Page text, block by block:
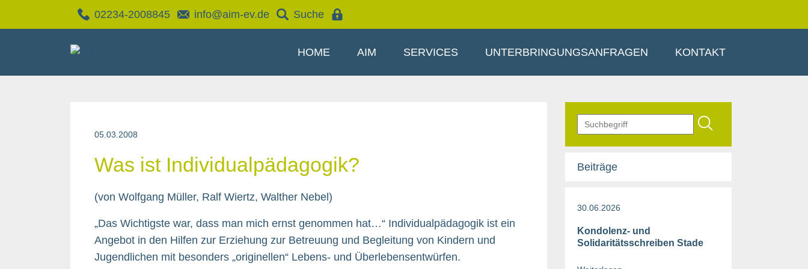
02234-2008845 info@aim-ev.de Suche
HOME AIM SERVICES UNTERBRINGUNGSANFRAGEN KONTAKT
05.03.2008
Was ist Individualpädagogik?
(von Wolfgang Müller, Ralf Wiertz, Walther Nebel)
„Das Wichtigste war, dass man mich ernst genommen hat…“ Individualpädagogik ist ein
Angebot in den Hilfen zur Erziehung zur Betreuung und Begleitung von Kindern und
Jugendlichen mit besonders „originellen“ Lebens- und Überlebensentwürfen.
Beiträge
30.06.2026
Kondolenz- und
Solidaritätsschreiben Stade